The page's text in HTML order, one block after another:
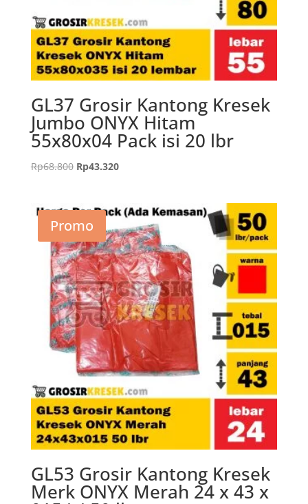
GL37 Grosir Kantong Kresek
Jumbo ONYX Hitam
55x80x04 Pack isi 20 lbr
Rp68.800 Harga
Rp68.800.
Rp43.320Harga
adalah:
Rp43.320.
Promo
GL53 Grosir Kantong Kresek
Merk ONYX Merah 24 x 43 x